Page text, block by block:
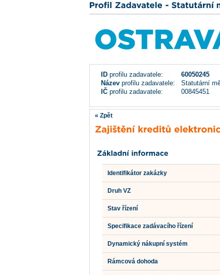
ID profilu zadavatele:
60050245
Název profilu zadavatele: Statutární
IČ profilu zadavatele: 00845451
« Zpět
Identifikátor zakázky
Druh VZ
Stav řízení
Specifikace zadávacího řízení
Dynamický nákupní systém
Rámcová dohoda